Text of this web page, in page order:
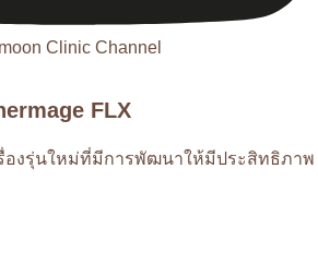
Clinic Channel
FLX
รื่องรุ่นใหม่ที่มีการพัฒนาให้มีประสิทธิภาพ